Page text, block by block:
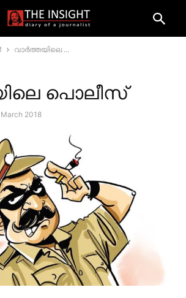
വാര്‍ത്തയിലെ ...
പൊലീസ്
2018